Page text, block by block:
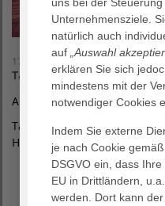
17. September 2026
Tag der offenen Tür
AKTIONSWOCHEN
Tag der offenen Tür im
HAUS
Unternehmensziele.
natürlich auch
auf „Auswahl
erklären Sie sich
mindestens mit der
notwendiger Cookies
Indem Sie externe
je nach Cookie
DSGVO ein, dass
EU in Drittländern,
werden. Dort kann